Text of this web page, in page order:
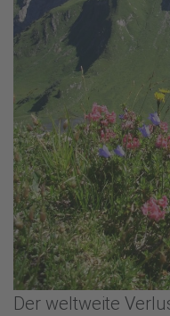
Der weltweite